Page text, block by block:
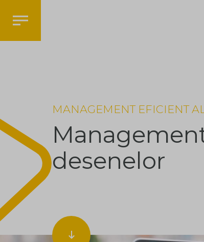
MANAGEMENT EFICIENT
desenelor